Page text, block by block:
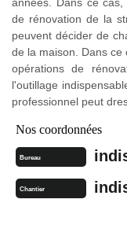
de rénovation de la
peuvent décider de
de la maison. Dans ce
opérations de
l'outillage
professionnel peut
Nos coordonnées
Bureau
Chantier